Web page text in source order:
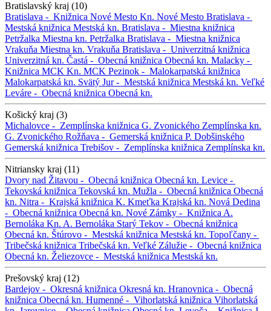
Bratislavský kraj (10)
Bratislava - Knižnica Nové Mesto Kn. Nové Mesto Bratislava -
Mestská knižnica Mestská kn. Bratislava - Miestna knižnica
Petržalka Miestna kn. Petržalka Bratislava - Miestna knižnica
Vrakuňa Miestna kn. Vrakuňa Bratislava - Univerzitná knižnica
Univerzitná kn. Častá - Obecná knižnica Obecná kn. Malacky -
Knižnica MCK Kn. MCK Pezinok - Malokarpatská knižnica
Malokarpatská kn. Svätý Jur - Mestská knižnica Mestská kn. Veľké
Leváre - Obecná knižnica Obecná kn.
Košický kraj (3)
Michalovce - Zemplínska knižnica G. Zvonického Zemplínska kn.
G. Zvonického Rožňava - Gemerská knižnica P. Dobšinského
Gemerská knižnica Trebišov - Zemplínska knižnica Zemplínska kn.
Nitriansky kraj (11)
Dvory nad Žitavou - Obecná knižnica Obecná kn. Levice -
Tekovská knižnica Tekovská kn. Mužla - Obecná knižnica Obecná
kn. Nitra - Krajská knižnica K. Kmeťka Krajská kn. Nová Dedina
- Obecná knižnica Obecná kn. Nové Zámky - Knižnica A.
Bernoláka Kn. A. Bernoláka Starý Tekov - Obecná knižnica
Obecná kn. Štúrovo - Mestská knižnica Mestská kn. Topoľčany -
Tribečská knižnica Tribečská kn. Veľké Zálužie - Obecná knižnica
Obecná kn. Želiezovce - Mestská knižnica Mestská kn.
Prešovský kraj (12)
Bardejov - Okresná knižnica Okresná kn. Hranovnica - Obecná
knižnica Obecná kn. Humenné - Vihorlatská knižnica Vihorlatská